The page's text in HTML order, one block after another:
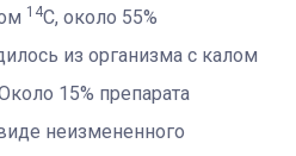
14С, около 55%
из организма с калом
15% препарата
неизмененного